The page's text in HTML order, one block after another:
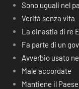
Sono uguali nel
Verità senza vita
La dinastia di re
Fa parte di un
Avverbio usato
Male accordate
Mantiene il